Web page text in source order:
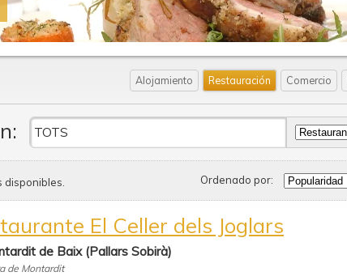
Alojamiento Restauración Comercio
Ordenado por:
El Celler dels Joglars
de Baix (Pallars Sobirà)
de Montardit